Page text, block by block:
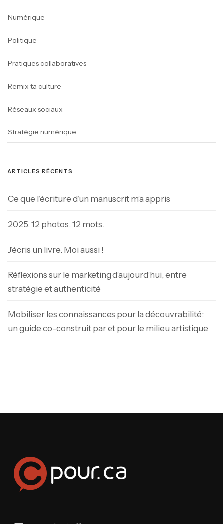
Numérique
Politique
Pratiques collaboratives
Remix ta culture
Réseaux sociaux
Stratégie numérique
ARTICLES RÉCENTS
Ce que l’écriture d’un manuscrit m’a appris
2025. 12 photos. 12 mots.
J’écris un livre. Moi aussi !
Réflexions sur le marketing d’aujourd’hui, entre
stratégie et authenticité
Mobiliser les connaissances pour la découvrabilité:
un guide co-construit par et pour le milieu artistique